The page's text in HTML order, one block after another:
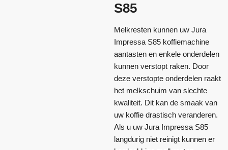
S85
Melkresten kunnen uw Jura
Impressa S85 koffiemachine
aantasten en enkele onderdelen
kunnen verstopt raken. Door
deze verstopte onderdelen raakt
het melkschuim van slechte
kwaliteit. Dit kan de smaak van
uw koffie drastisch veranderen.
Als u uw Jura Impressa S85
langdurig niet reinigt kunnen er